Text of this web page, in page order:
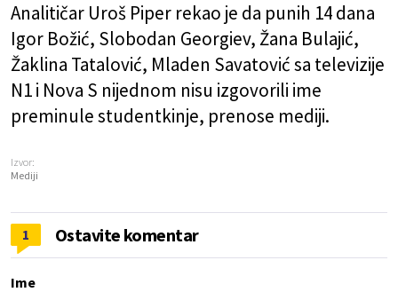
Analitičar Uroš Piper rekao je da punih 14 dana
Igor Božić, Slobodan Georgiev, Žana Bulajić,
Žaklina Tatalović, Mladen Savatović sa televizije
N1 i Nova S nijednom nisu izgovorili ime
preminule studentkinje, prenose mediji.
Izvor:
Mediji
1 Ostavite komentar
Ime